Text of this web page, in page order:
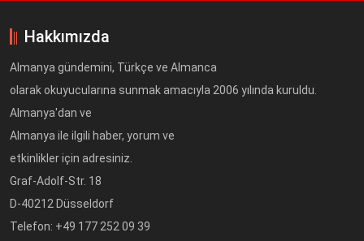
Hakkımızda
Almanya gündemini, Türkçe ve Almanca
olarak okuyucularına sunmak amacıyla 2006 yılında kuruldu.
Almanya'dan ve
Almanya ile ilgili haber, yorum ve
etkinlikler için adresiniz.
Graf-Adolf-Str. 18
D-40212 Düsseldorf
Telefon: +49 177 252 09 39